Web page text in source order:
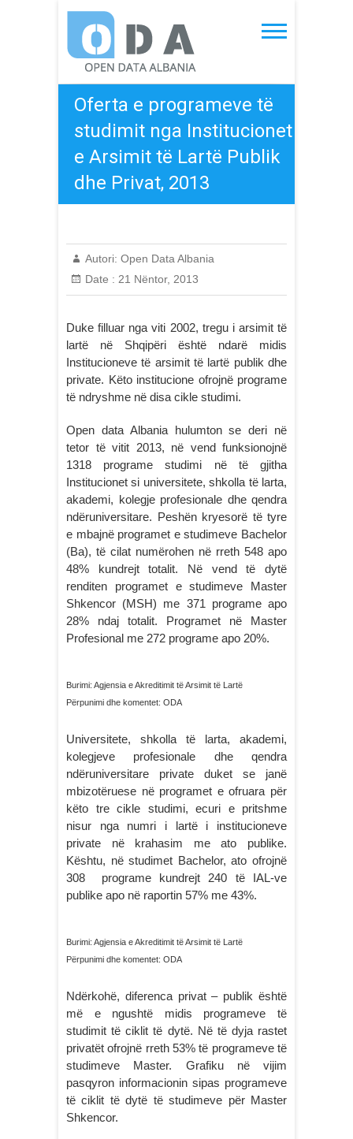
content
Open Data Albania
Oferta e programeve të
studimit nga Institucionet
e Arsimit të Lartë Publik
dhe Privat, 2013
Autori: Open Data Albania
Date : 21 Nëntor, 2013
Duke filluar nga viti 2002, tregu i arsimit të
lartë në Shqipëri është ndarë midis
Institucioneve të arsimit të lartë publik dhe
private. Këto institucione ofrojnë programe
të ndryshme në disa cikle studimi.
Open data Albania hulumton se deri në
tetor të vitit 2013, në vend funksionojnë
1318 programe studimi në të gjitha
Institucionet si universitete, shkolla të larta,
akademi, kolegje profesionale dhe qendra
ndëruniversitare. Peshën kryesorë të tyre
e mbajnë programet e studimeve Bachelor
(Ba), të cilat numërohen në rreth 548 apo
48% kundrejt totalit. Në vend të dytë
renditen programet e studimeve Master
Shkencor (MSH) me 371 programe apo
28% ndaj totalit. Programet në Master
Profesional me 272 programe apo 20%.
Burimi: Agjensia e Akreditimit të Arsimit të Lartë
Përpunimi dhe komentet: ODA
Universitete, shkolla të larta, akademi,
kolegjeve profesionale dhe qendra
ndëruniversitare private duket se janë
mbizotëruese në programet e ofruara për
këto tre cikle studimi, ecuri e pritshme
nisur nga numri i lartë i institucioneve
private në krahasim me ato publike.
Kështu, në studimet Bachelor, ato ofrojnë
308 programe kundrejt 240 të IAL-ve
publike apo në raportin 57% me 43%.
Burimi: Agjensia e Akreditimit të Arsimit të Lartë
Përpunimi dhe komentet: ODA
Ndërkohë, diferenca privat – publik është
më e ngushtë midis programeve të
studimit të ciklit të dytë. Në të dyja rastet
privatët ofrojnë rreth 53% të programeve të
studimeve Master. Grafiku në vijim
pasqyron informacionin sipas programeve
të ciklit të dytë të studimeve për Master
Shkencor.